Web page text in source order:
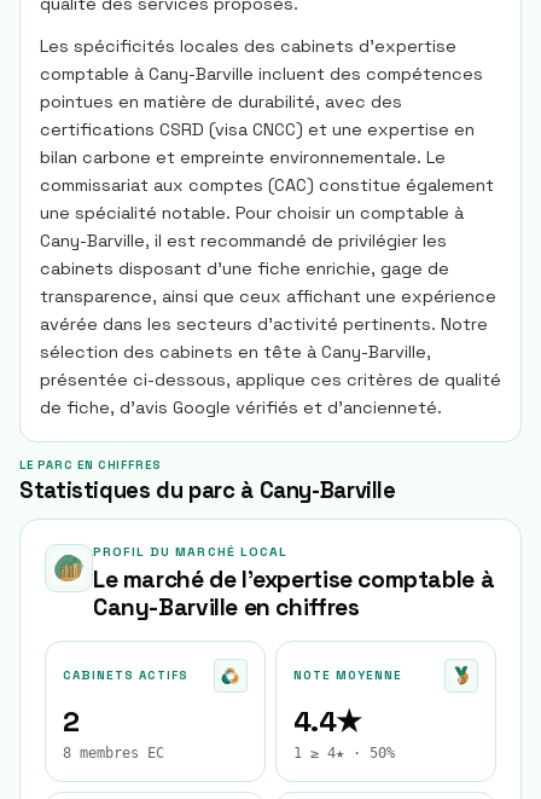
Les spécificités locales des cabinets d'expertise
comptable à Cany-Barville incluent des compétences
pointues en matière de durabilité, avec des
certifications CSRD (visa CNCC) et une expertise en
bilan carbone et empreinte environnementale. Le
commissariat aux comptes (CAC) constitue également
une spécialité notable. Pour choisir un comptable à
Cany-Barville, il est recommandé de privilégier les
cabinets disposant d'une fiche enrichie, gage de
transparence, ainsi que ceux affichant une expérience
avérée dans les secteurs d'activité pertinents. Notre
sélection des cabinets en tête à Cany-Barville,
présentée ci-dessous, applique ces critères de qualité
de fiche, d'avis Google vérifiés et d'ancienneté.
LE PARC EN CHIFFRES
Statistiques du parc à Cany-Barville
PROFIL DU MARCHÉ LOCAL
Le marché de l'expertise comptable à
Cany-Barville en chiffres
CABINETS ACTIFS
2
8 membres EC
NOTE MOYENNE
4.4★
1 ≥ 4★ · 50%